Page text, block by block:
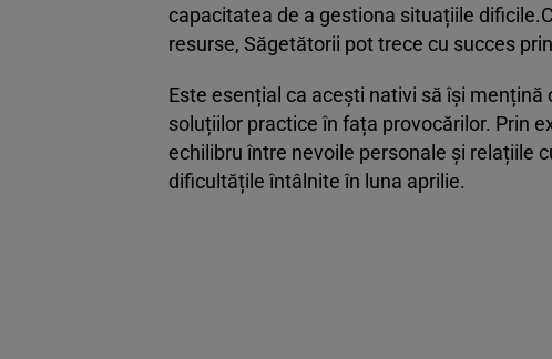
capacitatea de a gestiona situațiile
resurse, Săgetătorii pot trece cu succes
Este esențial ca acești nativi să își
soluțiilor practice în fața provocărilor. Prin
echilibru între nevoile personale și relațiile
dificultățile întâlnite în luna aprilie.